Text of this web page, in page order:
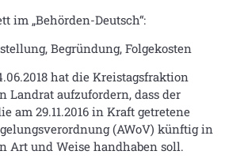
im „Behörden-Deutsch“:
Begründung, Folgekosten
hat die Kreistagsfraktion
Landrat aufzufordern, dass der
am 29.11.2016 in Kraft getretene
(AWoV) künftig in
Art und Weise handhaben soll.